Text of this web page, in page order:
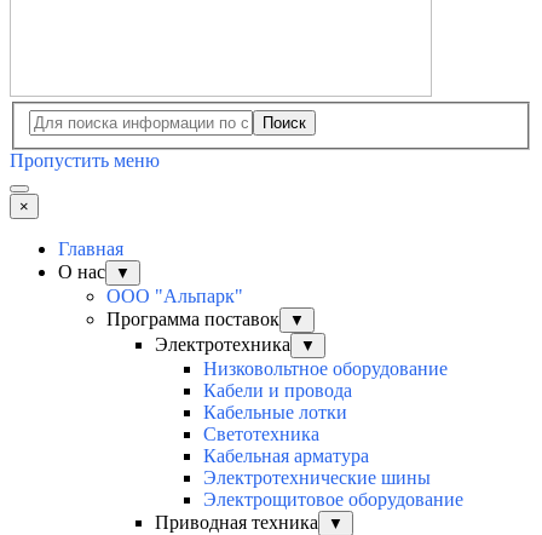
Поиск
Пропустить меню
×
Главная
О нас
▼
ООО "Альпарк"
Программа поставок
▼
Электротехника ▼
Низковольтное оборудование
Кабели и провода
Кабельные лотки
Светотехника
Кабельная арматура
Электротехнические шины
Электрощитовое оборудование
Приводная техника
▼